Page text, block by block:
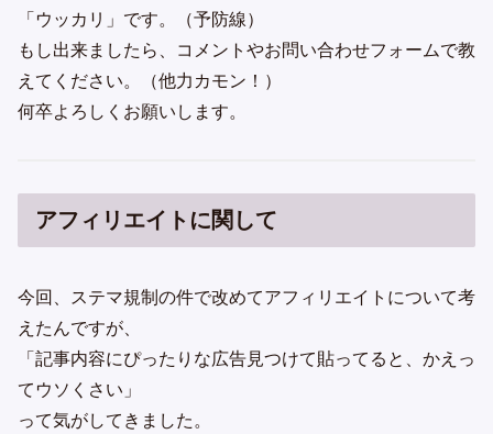
「ウッカリ」です。（予防線）
もし出来ましたら、コメントやお問い合わせフォームで教
えてください。（他力カモン！）
何卒よろしくお願いします。
アフィリエイトに関して
今回、ステマ規制の件で改めてアフィリエイトについて考
えたんですが、
「記事内容にぴったりな広告見つけて貼ってると、かえっ
てウソくさい」
って気がしてきました。